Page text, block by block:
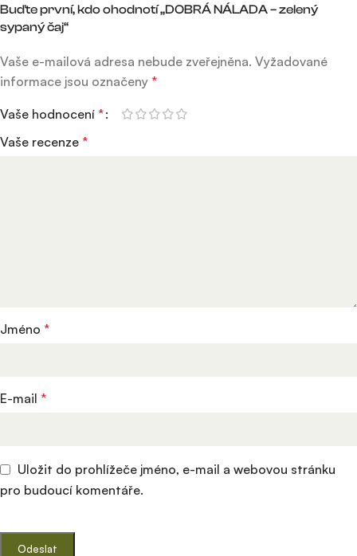
Buďte první, kdo ohodnotí „DOBRÁ NÁLADA – zelený
sypaný čaj“
Vaše e-mailová adresa nebude zveřejněna. Vyžadované
informace jsou označeny *
Vaše hodnocení *
Vaše recenze *
Jméno *
E-mail *
Uložit do prohlížeče jméno, e-mail a webovou stránku
pro budoucí komentáře.